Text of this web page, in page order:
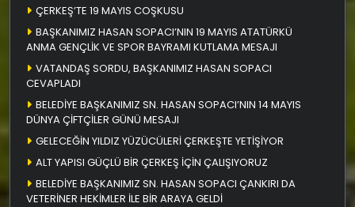
ÇERKEŞ’TE 19 MAYIS COŞKUSU
BAŞKANIMIZ HASAN SOPACI’NIN 19 MAYIS ATATÜRKÜ
ANMA GENÇLİK VE SPOR BAYRAMI KUTLAMA MESAJI
VATANDAŞ SORDU, BAŞKANIMIZ HASAN SOPACI
CEVAPLADI
BELEDİYE BAŞKANIMIZ SN. HASAN SOPACI’NIN 14 MAYIS
DÜNYA ÇİFTÇİLER GÜNÜ MESAJI
GELECEĞİN YILDIZ YÜZÜCÜLERİ ÇERKEŞTE YETİŞİYOR
ALT YAPISI GÜÇLÜ BİR ÇERKEŞ İÇİN ÇALIŞIYORUZ
BELEDİYE BAŞKANIMIZ SN. HASAN SOPACI ÇANKIRI DA
VETERİNER HEKİMLER İLE BİR ARAYA GELDİ